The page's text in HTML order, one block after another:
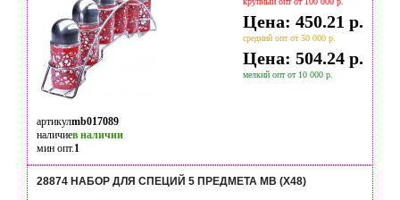
Цена: 450.21 р.
средний опт от 50 000 р.
Цена: 504.24 р.
мелкий опт от 10 000 р.
артикулmb017089
наличиев наличии
мин опт.1
28874 НАБОР ДЛЯ СПЕЦИЙ 5 ПРЕДМЕТА MB (Х48)